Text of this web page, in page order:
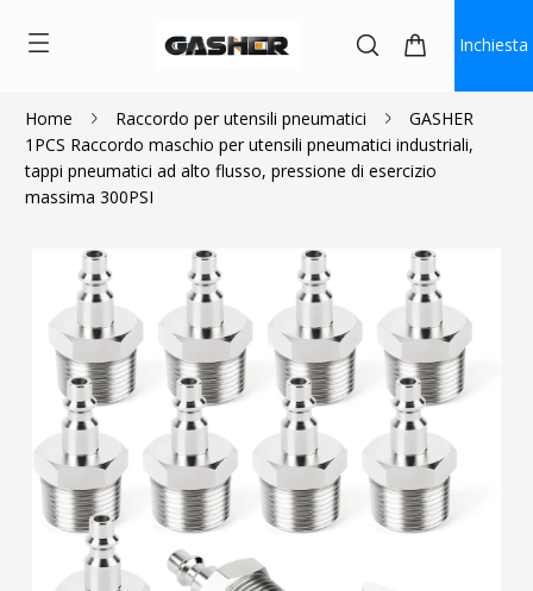
Inchiesta
Home Raccordo per utensili pneumatici
GASHER
1PCS Raccordo maschio per utensili pneumatici industriali,
tappi pneumatici ad alto flusso, pressione di esercizio
massima 300PSI
$2.20 $1.98